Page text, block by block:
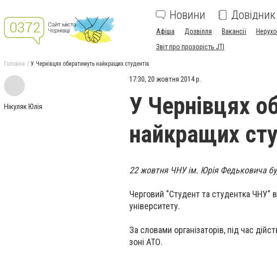
Новини Довідник
Афіша Дозвілля Вакансії
Звіт про прозорість JTI
Головна У Чернівцях обиратимуть найкращих студентів
Нікуляк Юлія
17:30, 20 жовтня 2014 р.
У Чернівцях
найкращих
22 жовтня ЧНУ ім. Юрія Федьковича
Черговий "Студент та студентка ЧНУ"
університету.
За словами організаторів, під час
зоні АТО.